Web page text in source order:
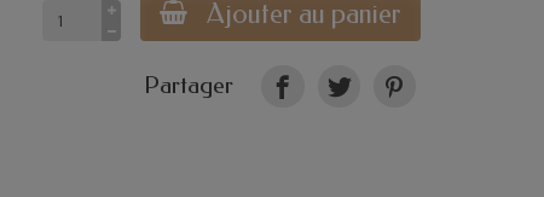
Ajouter au panier
Partager